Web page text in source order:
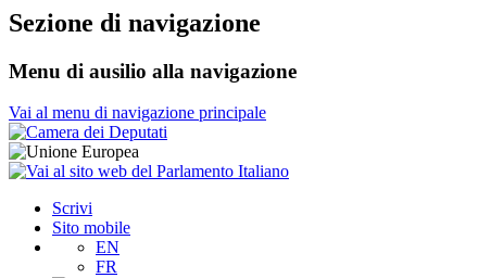
Sezione di navigazione
Menu di ausilio alla navigazione
Vai al menu di navigazione principale
Scrivi
Sito mobile
EN
FR